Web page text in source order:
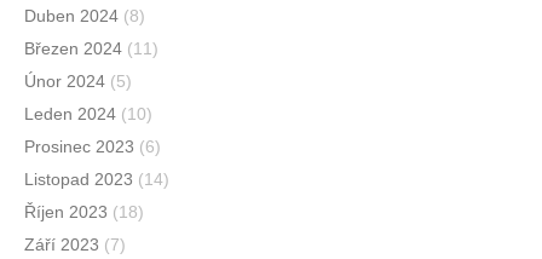
Duben 2024 (8)
Březen 2024 (11)
Únor 2024 (5)
Leden 2024 (10)
Prosinec 2023 (6)
Listopad 2023 (14)
Říjen 2023 (18)
Září 2023 (7)